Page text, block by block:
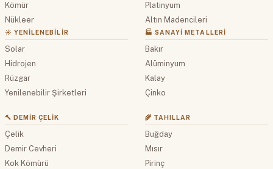
Kömür
Nükleer
☀️ YENILENEBILIR
Solar
Hidrojen
Rüzgar
Yenilenebilir Şirketleri
Platinyum
Altın Madencileri
🏭 SANAYI METALLERI
Bakır
Alüminyum
Kalay
Çinko
🔨 DEMIR ÇELIK
Çelik
Demir Cevheri
Kok Kömürü
🌾 TAHILLAR
Buğday
Mısır
Pirinç